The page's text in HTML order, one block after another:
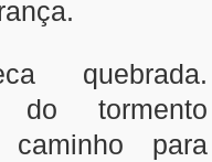
quebrada.
do tormento
para